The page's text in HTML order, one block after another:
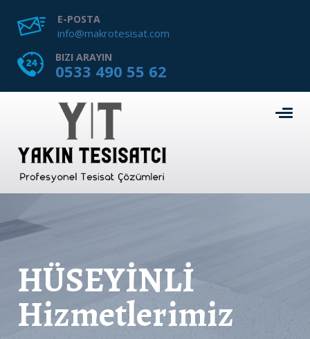
E-POSTA
info@makrotesisat.com
BIZI ARAYIN
0533 490 55 62
HÜSEYİNLİ
Hizmetlerimiz